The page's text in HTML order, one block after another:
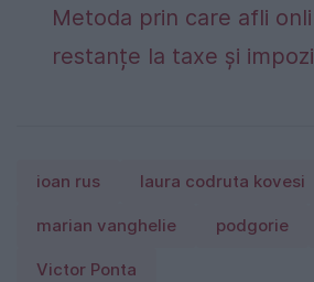
Metoda prin care afli
restanțe la taxe și
ioan rus laura codruta kovesi
marian vanghelie podgorie
Victor Ponta